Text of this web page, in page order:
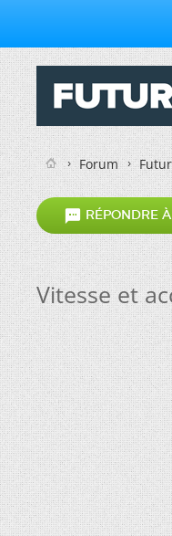
Forum
 RÉPONDRE
Vitesse et